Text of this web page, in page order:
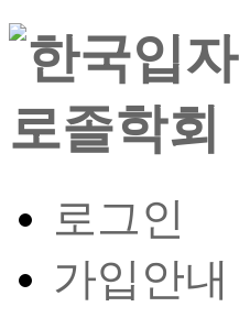
로그인
가입안내